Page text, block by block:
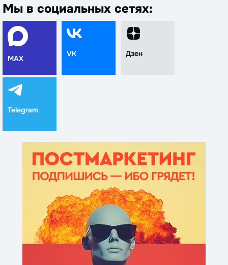
Мы в социальных сетях:
MAX
VK Дзен
Telegram